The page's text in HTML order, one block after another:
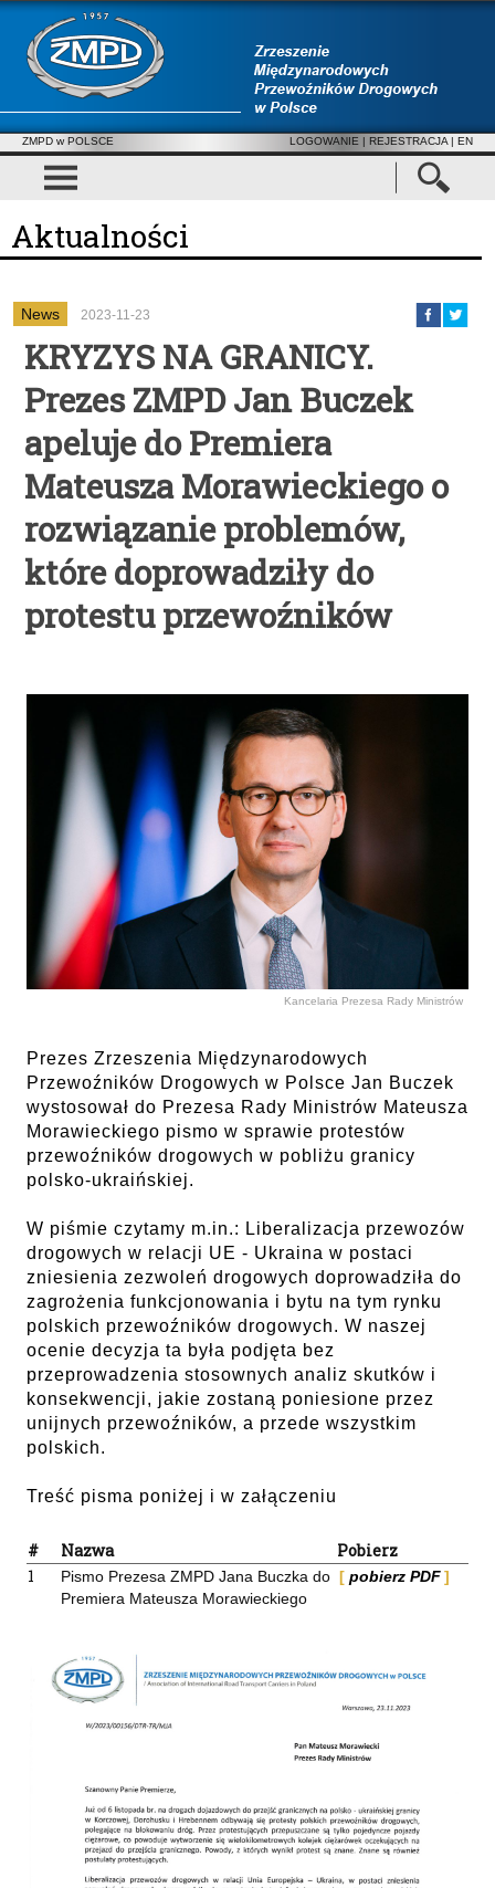
ZMPD w POLSCE LOGOWANIE | REJESTRACJA | EN
Aktualności
News 2023-11-23
KRYZYS NA GRANICY.
Prezes ZMPD Jan Buczek
apeluje do Premiera
Mateusza Morawieckiego o
rozwiązanie problemów,
które doprowadziły do
protestu przewoźników
Kancelaria Prezesa Rady Ministrów
Prezes Zrzeszenia Międzynarodowych
Przewoźników Drogowych w Polsce Jan Buczek
wystosował do Prezesa Rady Ministrów Mateusza
Morawieckiego pismo w sprawie protestów
przewoźników drogowych w pobliżu granicy
polsko-ukraińskiej.
W piśmie czytamy m.in.: Liberalizacja przewozów
drogowych w relacji UE - Ukraina w postaci
zniesienia zezwoleń drogowych doprowadziła do
zagrożenia funkcjonowania i bytu na tym rynku
polskich przewoźników drogowych. W naszej
ocenie decyzja ta była podjęta bez
przeprowadzenia stosownych analiz skutków i
konsekwencji, jakie zostaną poniesione przez
unijnych przewoźników, a przede wszystkim
polskich.
Treść pisma poniżej i w załączeniu
# Nazwa
Pobierz
1
Pismo Prezesa ZMPD Jana Buczka do
Premiera Mateusza Morawieckiego
pobierz PDF